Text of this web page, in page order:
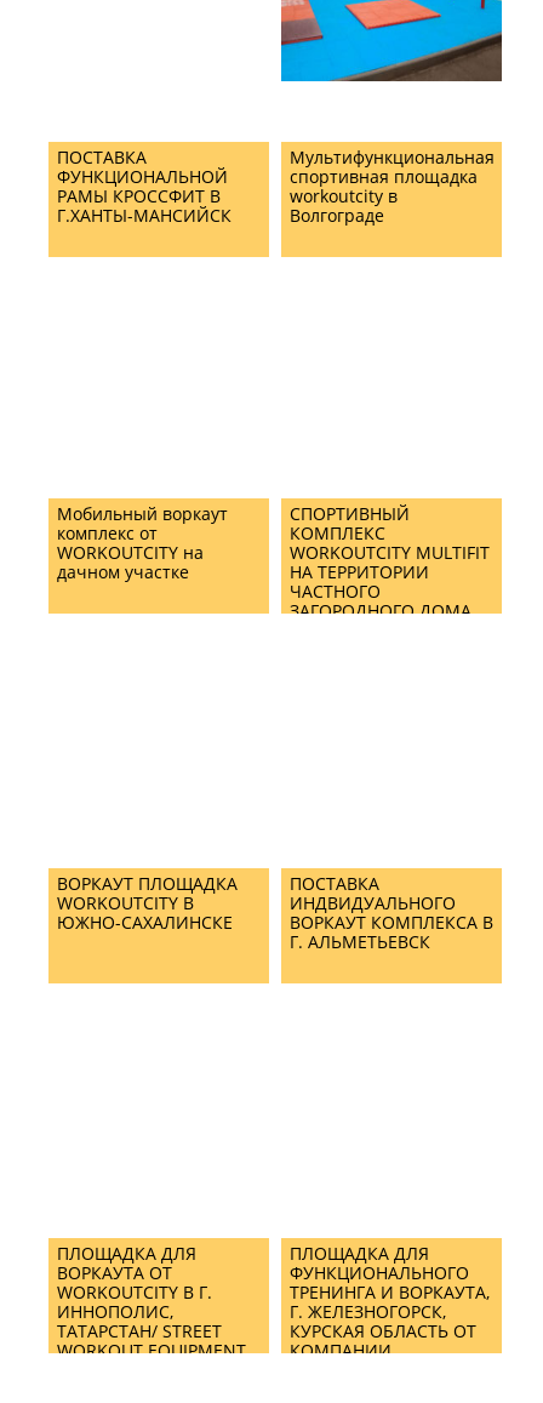
ПОСТАВКА
ФУНКЦИОНАЛЬНОЙ
РАМЫ КРОССФИТ В
Г.ХАНТЫ-МАНСИЙСК
Мультифункциональная
спортивная площадка
workoutcity в
Волгограде
Мобильный воркаут
комплекс от
WORKOUTCITY на
дачном участке
СПОРТИВНЫЙ
КОМПЛЕКС
WORKOUTCITY MULTIFIT
НА ТЕРРИТОРИИ
ЧАСТНОГО
ЗАГОРОДНОГО ДОМА
ВОРКАУТ ПЛОЩАДКА
WORKOUTCITY В
ЮЖНО-САХАЛИНСКЕ
ПОСТАВКА
ИНДВИДУАЛЬНОГО
ВОРКАУТ КОМПЛЕКСА В
Г. АЛЬМЕТЬЕВСК
ПЛОЩАДКА ДЛЯ
ВОРКАУТА ОТ
WORKOUTCITY В Г.
ИННОПОЛИС,
ТАТАРСТАН/ STREET
WORKOUT EQUIPMENT
ПЛОЩАДКА ДЛЯ
ФУНКЦИОНАЛЬНОГО
ТРЕНИНГА И ВОРКАУТА,
Г. ЖЕЛЕЗНОГОРСК,
КУРСКАЯ ОБЛАСТЬ ОТ
КОМПАНИИ